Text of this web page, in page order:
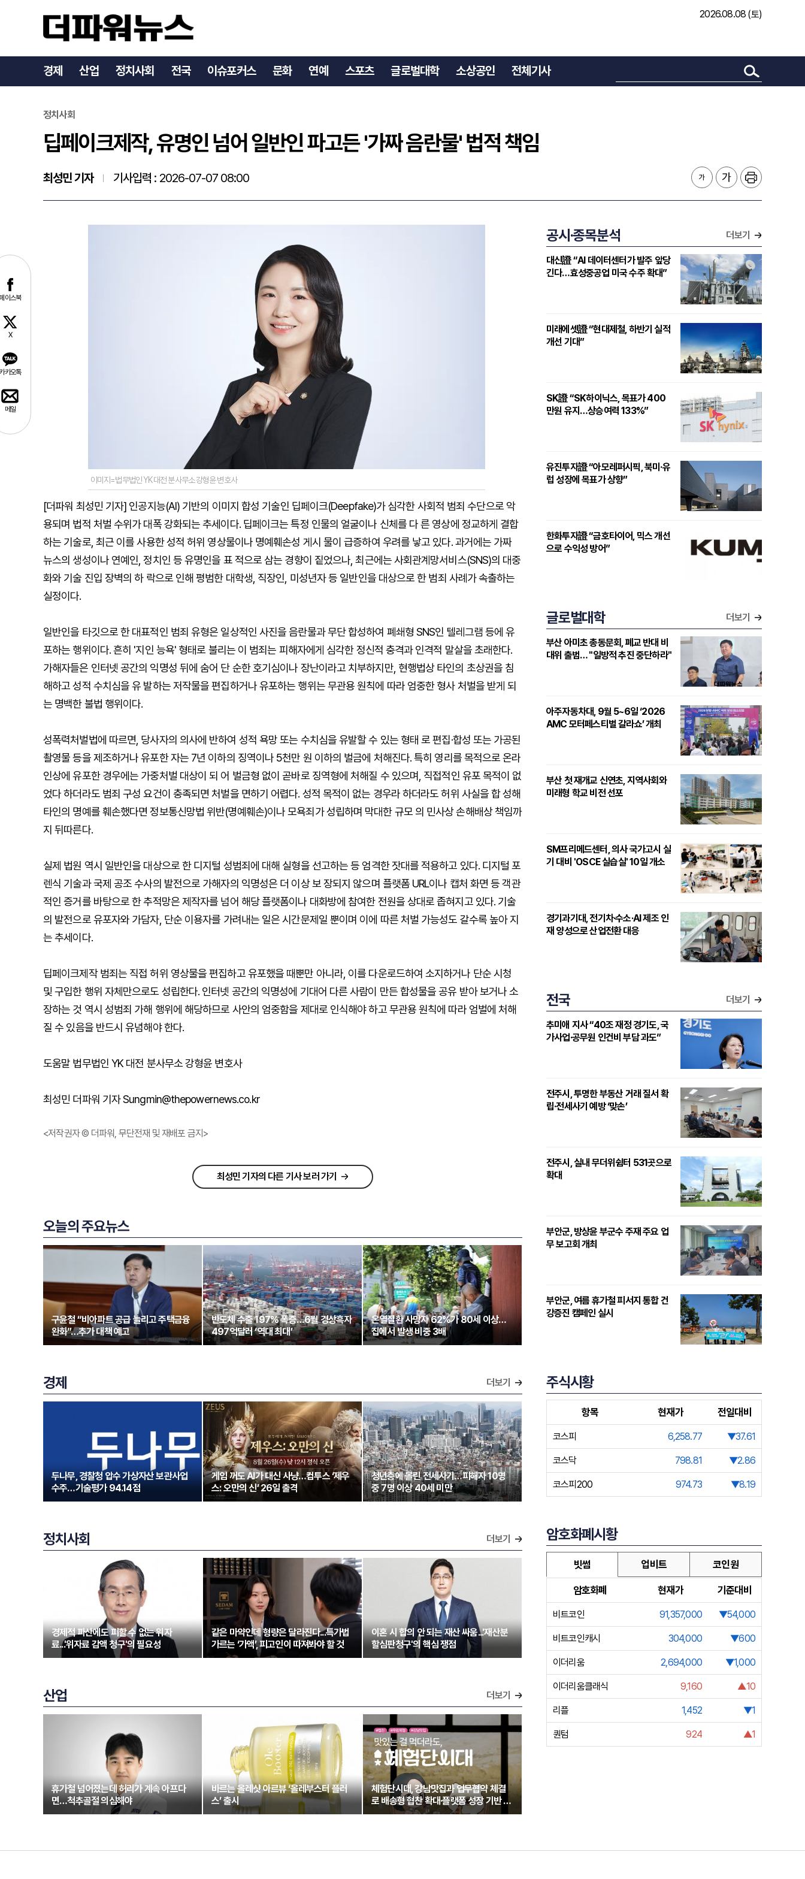
2026.08.08 (토)
경제 산업 정치사회 전국 이슈포커스 문화 연예 스포츠 글로벌대학 소상공인 전체기사
딥페이크제작, 유명인 넘어 일반인 파고든 '가짜 음란물' 법적 책임
이스북
X
카오톡
메일
정치사회
딥페이크제작, 유명인 넘어 일반인 파고든 '가짜 음란물' 법적 책임
최성민 기자 기사입력 : 2026-07-07 08:00
이미지=법무법인 YK 대전 분사무소 강형윤 변호사
[더파워 최성민 기자] 인공지능(AI) 기반의 이미지 합성 기술인 딥페이크(Deepfake)가 심각한 사회적 범죄 수단으로 악
용되며 법적 처벌 수위가 대폭 강화되는 추세이다. 딥페이크는 특정 인물의 얼굴이나 신체를 다 른 영상에 정교하게 결합
하는 기술로, 최근 이를 사용한 성적 허위 영상물이나 명예훼손성 게시 물이 급증하여 우려를 낳고 있다. 과거에는 가짜
뉴스의 생성이나 연예인, 정치인 등 유명인을 표 적으로 삼는 경향이 짙었으나, 최근에는 사회관계망서비스(SNS)의 대중
화와 기술 진입 장벽의 하 락으로 인해 평범한 대학생, 직장인, 미성년자 등 일반인을 대상으로 한 범죄 사례가 속출하는
실정이다.
일반인을 타깃으로 한 대표적인 범죄 유형은 일상적인 사진을 음란물과 무단 합성하여 폐쇄형 SNS인 텔레그램 등에 유
포하는 행위이다. 흔히 '지인 능욕' 형태로 불리는 이 범죄는 피해자에게 심각한 정신적 충격과 인격적 말살을 초래한다.
가해자들은 인터넷 공간의 익명성 뒤에 숨어 단 순한 호기심이나 장난이라고 치부하지만, 현행법상 타인의 초상권을 침
해하고 성적 수치심을 유 발하는 저작물을 편집하거나 유포하는 행위는 무관용 원칙에 따라 엄중한 형사 처벌을 받게 되
는 명백한 불법 행위이다.
성폭력처벌법에 따르면, 당사자의 의사에 반하여 성적 욕망 또는 수치심을 유발할 수 있는 형태 로 편집·합성 또는 가공된
촬영물 등을 제조하거나 유포한 자는 7년 이하의 징역이나 5천만 원 이하의 벌금에 처해진다. 특히 영리를 목적으로 온라
인상에 유포한 경우에는 가중처벌 대상이 되 어 벌금형 없이 곧바로 징역형에 처해질 수 있으며, 직접적인 유포 목적이 없
었다 하더라도 범죄 구성 요건이 충족되면 처벌을 면하기 어렵다. 성적 목적이 없는 경우라 하더라도 허위 사실을 합 성해
타인의 명예를 훼손했다면 정보통신망법 위반(명예훼손)이나 모욕죄가 성립하며 막대한 규모 의 민사상 손해배상 책임까
지 뒤따른다.
실제 법원 역시 일반인을 대상으로 한 디지털 성범죄에 대해 실형을 선고하는 등 엄격한 잣대를 적용하고 있다. 디지털 포
렌식 기술과 국제 공조 수사의 발전으로 가해자의 익명성은 더 이상 보 장되지 않으며 플랫폼 URL이나 캡처 화면 등 객관
적인 증거를 바탕으로 한 추적망은 제작자를 넘어 해당 플랫폼이나 대화방에 참여한 전원을 상대로 좁혀지고 있다. 기술
의 발전으로 유포자와 가담자, 단순 이용자를 가려내는 일은 시간문제일 뿐이며 이에 따른 처벌 가능성도 갈수록 높아 지
는 추세이다.
딥페이크제작 범죄는 직접 허위 영상물을 편집하고 유포했을 때뿐만 아니라, 이를 다운로드하여 소지하거나 단순 시청
및 구입한 행위 자체만으로도 성립한다. 인터넷 공간의 익명성에 기대어 다른 사람이 만든 합성물을 공유 받아 보거나 소
장하는 것 역시 성범죄 가해 행위에 해당하므로 사안의 엄중함을 제대로 인식해야 하고 무관용 원칙에 따라 엄벌에 처해
질 수 있음을 반드시 유념해야 한다.
도움말 법무법인 YK 대전 분사무소 강형윤 변호사
최성민 더파워 기자 Sungmin@thepowernews.co.kr
<저작권자 © 더파워, 무단전재 및 재배포 금지>
최성민 기자의 다른 기사 보러 가기
오늘의 주요뉴스
구윤철 “비아파트 공급 늘리고 주택금융
완화”…추가 대책 예고
반도체 수출 197% 폭증…6월 경상흑자
497억달러 ‘역대 최대’
온열질환 사망자 62%가 80세 이상…
집에서 발생 비중 3배
경제 더보기
두나무, 경찰청 압수 가상자산 보관사업
수주…기술평가 94.14점
게임 꺼도 AI가 대신 사냥…컴투스 ‘제우
스: 오만의 신’ 26일 출격
청년층에 몰린 전세사기…피해자 10명
중 7명 이상 40세 미만
정치사회 더보기
경제적 파산에도 피할 수 없는 위자
료...'위자료 감액 청구'의 필요성
같은 마약인데 형량은 달라진다...특가법
가르는 ‘가액’, 피고인이 따져봐야 할 것
이혼 시 합의 안 되는 재산 싸움...'재산분
할심판청구'의 핵심 쟁점
산업 더보기
휴가철 넘어졌는데 허리가 계속 아프다
면…척추골절 의심해야
바르는 올레샷 아르뷰 ‘올레부스터 플러
스’ 출시
체험단시대, 강남맛집과 업무협약 체결
로 배송형 협찬 확대·플랫폼 성장 기반 강
화
공시·종목분석 더보기
대신證 “AI 데이터센터가 발주 앞당
긴다…효성중공업 미국 수주 확대”
미래에셋證 “현대제철, 하반기 실적
개선 기대”
SK證 “SK하이닉스, 목표가 400
만원 유지…상승여력 133%”
유진투자證 “아모레퍼시픽, 북미·유
럽 성장에 목표가 상향”
한화투자證 “금호타이어, 믹스 개선
으로 수익성 방어”
글로벌대학 더보기
부산 아미초 총동문회, 폐교 반대 비
대위 출범… "일방적 추진 중단하라"
아주자동차대, 9월 5~6일 ‘2026
AMC 모터페스티벌 갈라쇼’ 개최
부산 첫 재개교 신연초, 지역사회와
미래형 학교 비전 선포
SM프리메드센터, 의사 국가고시 실
기 대비 'OSCE 실습실' 10일 개소
경기과기대, 전기차·수소·AI 제조 인
재 양성으로 산업전환 대응
전국 더보기
추미애 지사 “40조 재정 경기도, 국
가사업·공무원 인건비 부담 과도”
전주시, 투명한 부동산 거래 질서 확
립·전세사기 예방 ‘맞손’
전주시, 실내 무더위쉼터 531곳으로
확대
부안군, 방상윤 부군수 주재 주요 업
무 보고회 개최
부안군, 여름 휴가철 피서지 통합 건
강증진 캠페인 실시
주식시황
항목 현재가 전일대비
코스피 6,258.77 ▼37.61
코스닥 798.81 ▼2.86
코스피200 974.73 ▼8.19
암호화폐시황
빗썸 업비트 코인원
암호화폐 현재가 기준대비
비트코인 91,357,000 ▼54,000
비트코인캐시 304,000 ▼600
이더리움 2,694,000 ▼1,000
이더리움클래식 9,160 ▲10
리플 1,452 ▼1
퀀텀 924 ▲1